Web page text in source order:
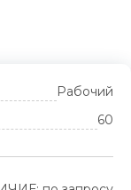
Рабочий
60